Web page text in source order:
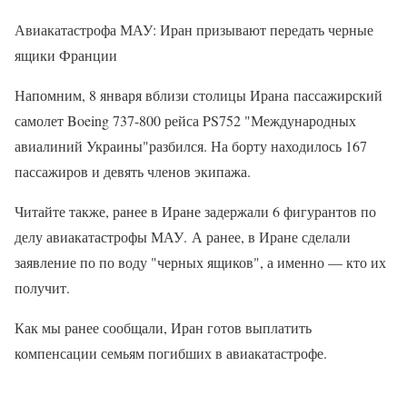
Авиакатастрофа МАУ: Иран призывают передать черные
ящики Франции
Напомним, 8 января вблизи столицы Ирана пассажирский
самолет Boeing 737-800 рейса PS752 "Международных
авиалиний Украины"разбился. На борту находилось 167
пассажиров и девять членов экипажа.
Читайте также, ранее в Иране задержали 6 фигурантов по
делу авиакатастрофы МАУ. А ранее, в Иране сделали
заявление по по воду "черных ящиков", а именно — кто их
получит.
Как мы ранее сообщали, Иран готов выплатить
компенсации семьям погибших в авиакатастрофе.